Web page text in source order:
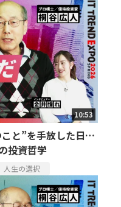
10:53
と”を手放した日…
投資哲学
人生の選択